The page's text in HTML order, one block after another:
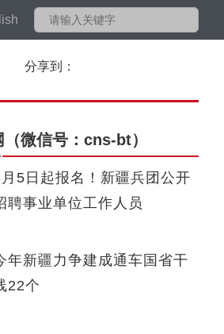
分享到：
（微信号：cns-bt）
5日起报名！新疆兵团公开
聘事业单位工作人员
年新疆力争建成通车国省干
22个